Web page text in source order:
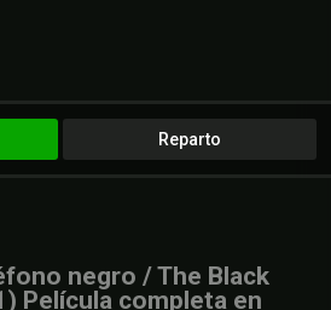
Reparto
negro / The Black
Película completa en